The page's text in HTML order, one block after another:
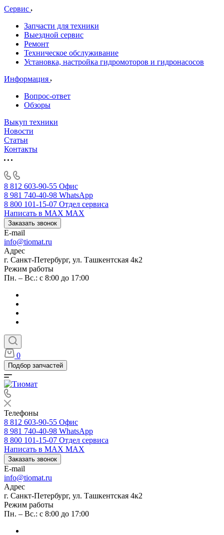
Сервис
Запчасти для техники
Выездной сервис
Ремонт
Техническое обслуживание
Установка, настройка гидромоторов и гидронасосов
Информация
Вопрос-ответ
Обзоры
Выкуп техники
Новости
Статьи
Контакты
8 812 603-90-55 Офис
8 981 740-40-98 WhatsApp
8 800 101-15-07 Отдел сервиса
Написать в MAX MAX
Заказать звонок
E-mail
info@tiomat.ru
Адрес
г. Санкт-Петербург, ул. Ташкентская 4к2
Режим работы
Пн. – Вс.: с 8:00 до 17:00
0
Подбор запчастей
Телефоны
8 812 603-90-55 Офис
8 981 740-40-98 WhatsApp
8 800 101-15-07 Отдел сервиса
Написать в MAX MAX
Заказать звонок
E-mail
info@tiomat.ru
Адрес
г. Санкт-Петербург, ул. Ташкентская 4к2
Режим работы
Пн. – Вс.: с 8:00 до 17:00